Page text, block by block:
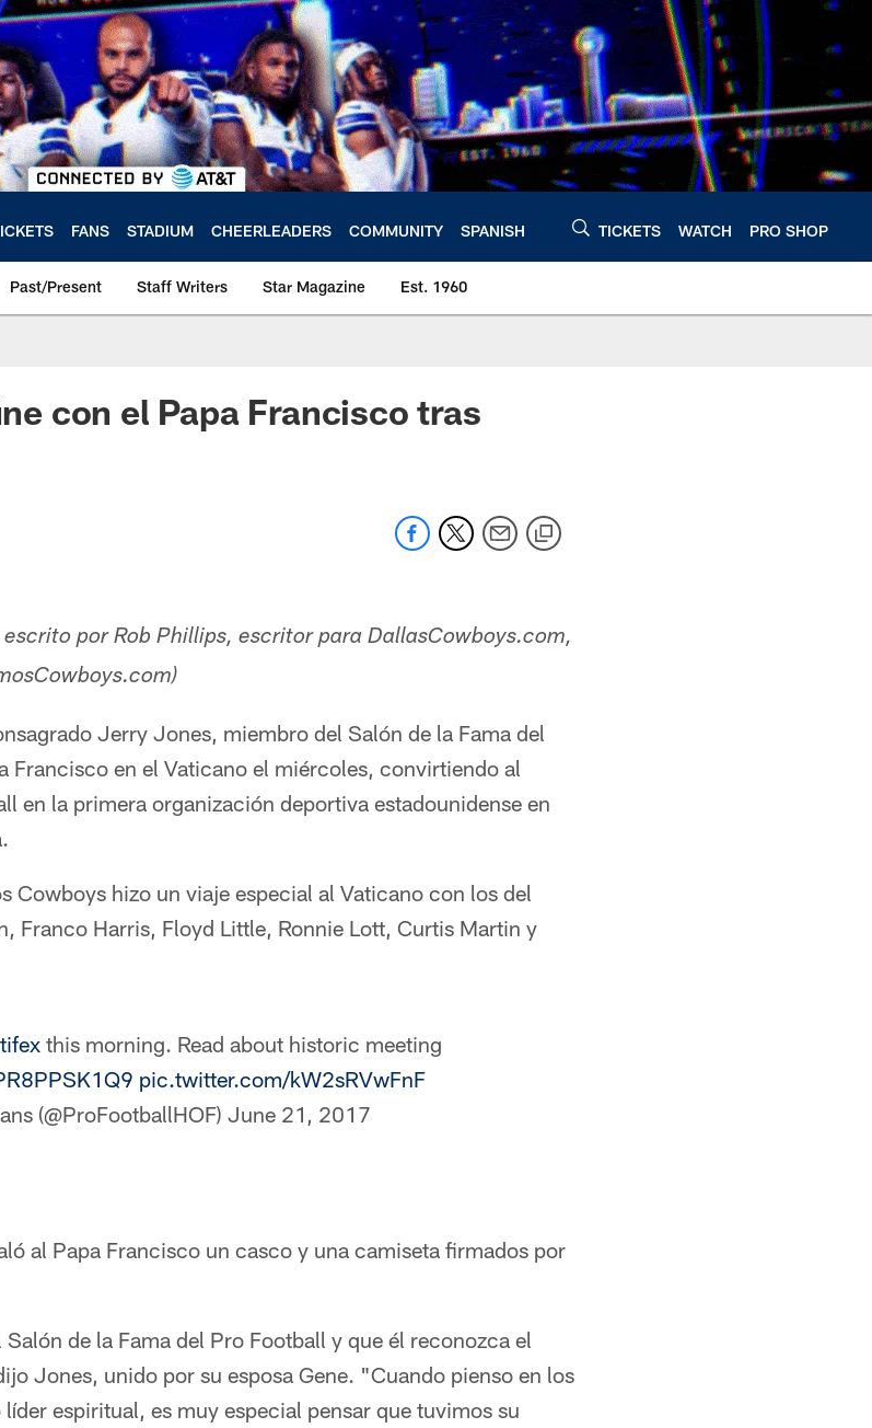
FANS STADIUM CHEERLEADERS COMMUNITY SPANISH TICKETS WATCH PRO SHOP
Past/Present Staff Writers Star Magazine Est. 1960
con el Papa Francisco tras
por Rob Phillips, escritor para DallasCowboys.com,
Jerry Jones, miembro del Salón de la Fama del
Francisco en el Vaticano el miércoles, convirtiendo al
en la primera organización deportiva estadounidense en
Cowboys hizo un viaje especial al Vaticano con los del
Franco Harris, Floyd Little, Ronnie Lott, Curtis Martin y
this morning. Read about historic meeting
pic.twitter.com/kW2sRVwFnF
(@ProFootballHOF) June 21, 2017
al Papa Francisco un casco y una camiseta firmados por
de la Fama del Pro Football y que él reconozca el
Jones, unido por su esposa Gene. "Cuando pienso en los
espiritual, es muy especial pensar que tuvimos su